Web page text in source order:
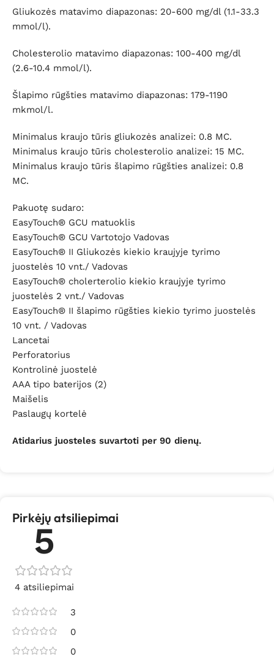
Gliukozės matavimo diapazonas: 20-600 mg/dl (1.1-33.3
mmol/l).
Cholesterolio matavimo diapazonas: 100-400 mg/dl
(2.6-10.4 mmol/l).
Šlapimo rūgšties matavimo diapazonas: 179-1190
mkmol/l.
Minimalus kraujo tūris gliukozės analizei: 0.8 MC.
Minimalus kraujo tūris cholesterolio analizei: 15 MC.
Minimalus kraujo tūris šlapimo rūgšties analizei: 0.8
MC.
Pakuotę sudaro:
EasyTouch® GCU matuoklis
EasyTouch® GCU Vartotojo Vadovas
EasyTouch® II Gliukozės kiekio kraujyje tyrimo
juostelės 10 vnt./ Vadovas
EasyTouch® cholerterolio kiekio kraujyje tyrimo
juostelės 2 vnt./ Vadovas
EasyTouch® II šlapimo rūgšties kiekio tyrimo juostelės
10 vnt. / Vadovas
Lancetai
Perforatorius
Kontrolinė juostelė
AAA tipo baterijos (2)
Maišelis
Paslaugų kortelė
Atidarius juosteles suvartoti per 90 dienų.
Pirkėjų atsiliepimai
5
4 atsiliepimai
3
0
0